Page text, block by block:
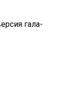
гала-